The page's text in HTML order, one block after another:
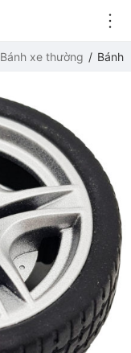
Bánh xe thường Bánh